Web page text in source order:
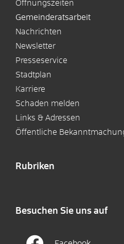
Öffnungszeiten
Gemeinderatsarbeit
Nachrichten
Newsletter
Presseservice
Stadtplan
Karriere
Schaden melden
Links & Adressen
Öffentliche
Rubriken
Besuchen Sie uns auf